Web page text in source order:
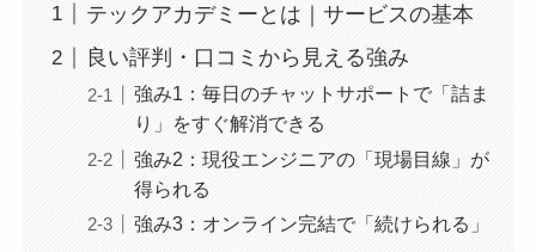
テックアカデミーとは｜サービスの基本
良い評判・口コミから見える強み
強み1：毎日のチャットサポートで「詰ま
り」をすぐ解消できる
強み2：現役エンジニアの「現場目線」が
得られる
強み3：オンライン完結で「続けられる」